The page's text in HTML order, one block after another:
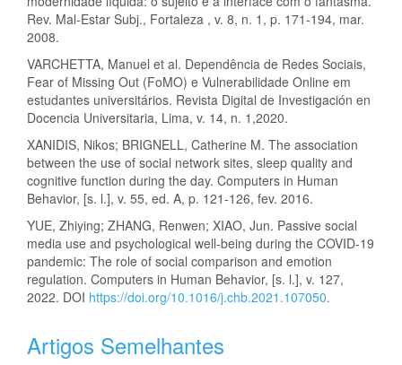
Rev. Mal-Estar Subj., Fortaleza , v. 8, n. 1, p. 171-194, mar.
2008.
VARCHETTA, Manuel et al. Dependência de Redes Sociais,
Fear of Missing Out (FoMO) e Vulnerabilidade Online em
estudantes universitários. Revista Digital de Investigación en
Docencia Universitaria, Lima, v. 14, n. 1,2020.
XANIDIS, Nikos; BRIGNELL, Catherine M. The association
between the use of social network sites, sleep quality and
cognitive function during the day. Computers in Human
Behavior, [s. l.], v. 55, ed. A, p. 121-126, fev. 2016.
YUE, Zhiying; ZHANG, Renwen; XIAO, Jun. Passive social
media use and psychological well-being during the COVID-19
pandemic: The role of social comparison and emotion
regulation. Computers in Human Behavior, [s. l.], v. 127,
2022. DOI https://doi.org/10.1016/j.chb.2021.107050.
Artigos Semelhantes